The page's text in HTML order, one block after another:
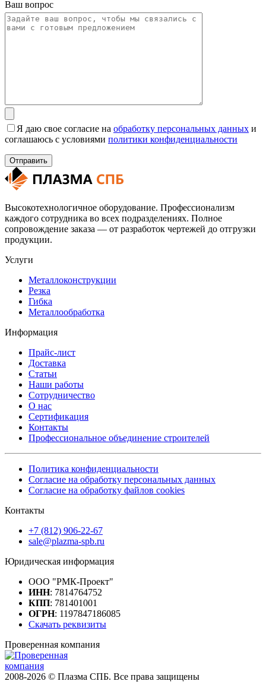
Ваш вопрос
Я даю свое согласие на обработку персональных данных и
соглашаюсь с условиями политики конфиденциальности
Высокотехнологичное оборудование. Профессионализм
каждого сотрудника во всех подразделениях. Полное
сопровождение заказа — от разработок чертежей до отгрузки
продукции.
Услуги
Металлоконструкции
Резка
Гибка
Металлообработка
Информация
Прайс-лист
Доставка
Статьи
Наши работы
Сотрудничество
О нас
Сертификация
Контакты
Профессиональное объединение строителей
Политика конфиденциальности
Согласие на обработку персональных данных
Согласие на обработку файлов cookies
Контакты
+7 (812) 906-22-67
sale@plazma-spb.ru
Юридическая информация
ООО "РМК-Проект"
ИНН: 7814764752
КПП: 781401001
ОГРН: 1197847186085
Скачать реквизиты
Проверенная компания
2008-2026 © Плазма СПБ. Все права защищены